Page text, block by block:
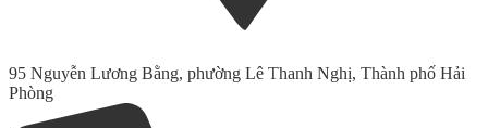
95 Nguyễn Lương Bằng, phường Lê Thanh Nghị, Thành phố Hải
Phòng